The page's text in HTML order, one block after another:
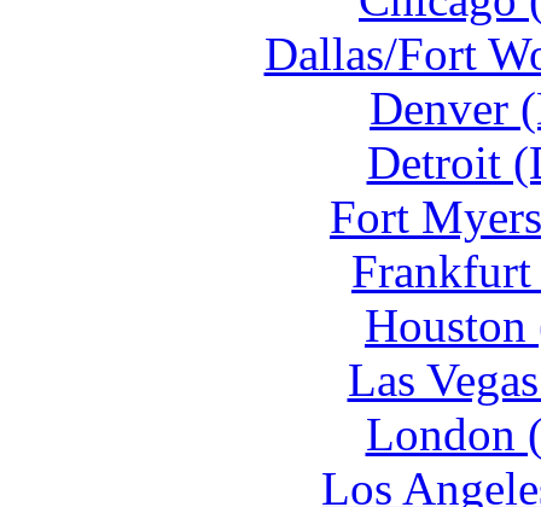
Dallas/Fort
Denver
Detroit
Fort
Las
London
Los